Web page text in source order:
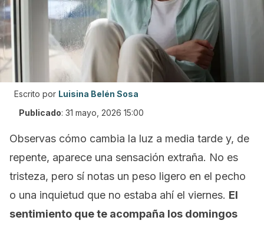
Escrito por Luisina Belén Sosa
Publicado: 31 mayo, 2026 15:00
Observas cómo cambia la luz a media tarde y, de
repente, aparece una sensación extraña. No es
tristeza, pero sí notas un peso ligero en el pecho
o una inquietud que no estaba ahí el viernes. El
sentimiento que te acompaña los domingos